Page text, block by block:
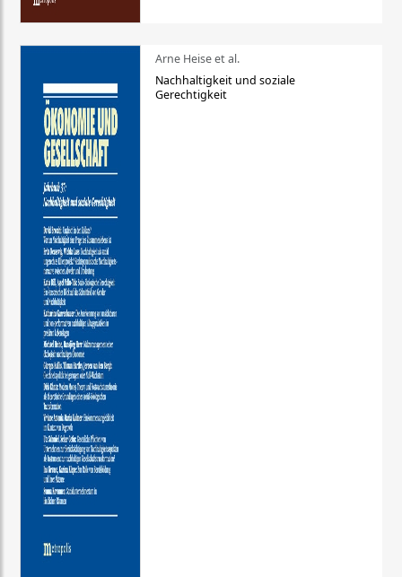
Arne Heise et al.
Nachhaltigkeit und soziale
Gerechtigkeit